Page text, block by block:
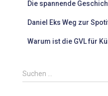
Die spannende
Daniel Eks Weg zur
Warum ist die GVL für
S
u
Suchen …